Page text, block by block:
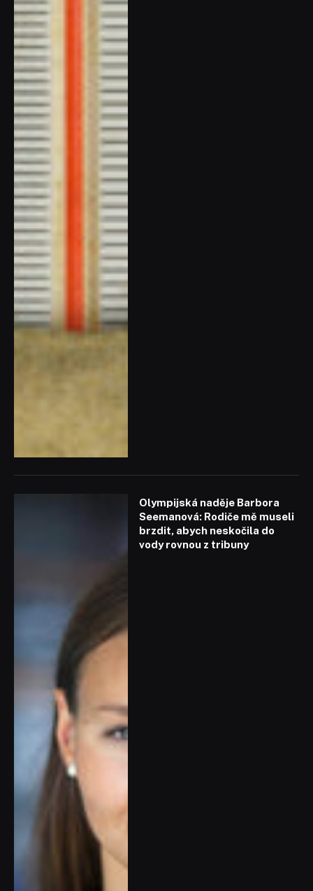
Olympijská naděje Barbora
Seemanová: Rodiče mě museli
brzdit, abych neskočila do
vody rovnou z tribuny